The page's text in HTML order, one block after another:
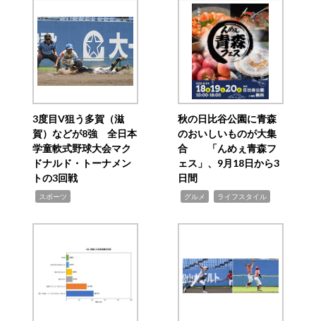
3度目V狙う多賀（滋
賀）などが8強 全日本
学童軟式野球大会マク
ドナルド・トーナメン
トの3回戦
スポーツ
秋の日比谷公園に青森
のおいしいものが大集
合 「んめぇ青森フ
ェス」、9月18日から3
日間
グルメ ライフスタイル